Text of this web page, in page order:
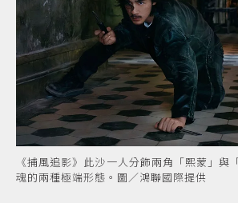
《捕風追影》此沙一人分飾兩角「熙蒙」與
魂的兩種極端形態。圖／鴻聯國際提供